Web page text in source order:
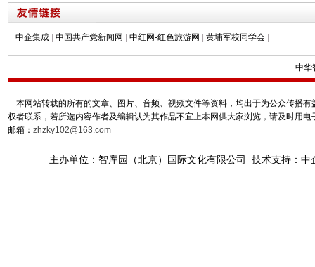
中企集成 中国共产党新闻网 中红网-红色旅游网 黄埔军校同学会
中华
本网站转载的所有的文章、图片、音频、视频文件等资料，均出于为公众传播
权者联系，若所选内容作者及编辑认为其作品不宜上本网供大家浏览，请及时用
邮箱： zhzky102@163.com
主办单位：智库园（北京）国际文化有限公司 技术支持：